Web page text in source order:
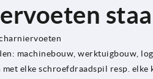
machinebouw, werktuigbouw,
met elke schroefdraadspil resp.